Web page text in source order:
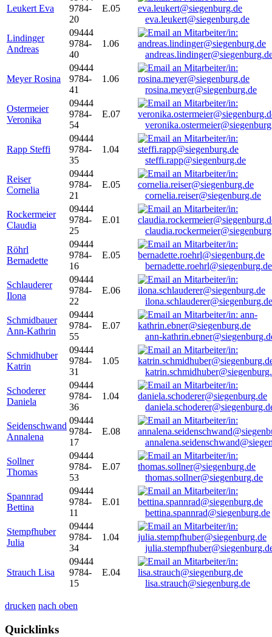
Leukert Eva
9784-
20
E.05
eva.leukert@siegenburg.de
Lindinger
Andreas
09444
9784-
40
1.06
Meyer Rosina
09444
9784-
41
1.06
rosina.meyer@siegenburg.de
Ostermeier
Veronika
09444
9784-
54
E.07
Rapp Steffi
09444
9784-
35
1.04
steffi.rapp@siegenburg.de
Reiser
Cornelia
09444
9784-
21
E.05
cornelia.reiser@siegenburg.de
Rockermeier
Claudia
09444
9784-
25
E.01
Röhrl
Bernadette
09444
9784-
16
E.05
bernadette.roehrl@siegenburg.de
Schlauderer
Ilona
09444
9784-
22
E.06
ilona.schlauderer@siegenburg.de
Schmidbauer
Ann-Kathrin
09444
9784-
55
E.07
ann-
Schmidhuber
Katrin
09444
9784-
31
1.05
Schoderer
Daniela
09444
9784-
36
1.04
Seidenschwand
Annalena
09444
9784-
17
E.08
Sollner
Thomas
09444
9784-
53
E.07
thomas.sollner@siegenburg.de
Spannrad
Bettina
09444
9784-
11
E.01
bettina.spannrad@siegenburg.de
Stempfhuber
Julia
09444
9784-
34
1.04
Strauch Lisa
09444
9784-
15
E.04
lisa.strauch@siegenburg.de
drucken nach oben
Quicklinks